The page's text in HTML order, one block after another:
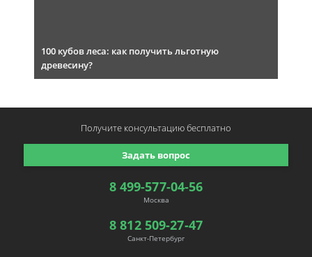
100 кубов леса: как получить льготную
древесину?
8 499-577-04-56
Москва
8 812 509-27-47
Санкт-Петербург
Задать вопрос
Получите консультациюбесплатно